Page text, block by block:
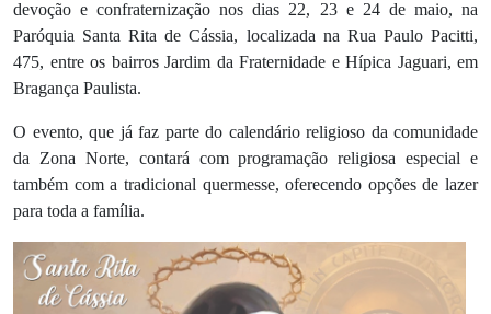
devoção e confraternização nos dias 22, 23 e 24 de maio, na
Paróquia Santa Rita de Cássia, localizada na Rua Paulo Pacitti,
475, entre os bairros Jardim da Fraternidade e Hípica Jaguari, em
Bragança Paulista.
O evento, que já faz parte do calendário religioso da comunidade
da Zona Norte, contará com programação religiosa especial e
também com a tradicional quermesse, oferecendo opções de lazer
para toda a família.